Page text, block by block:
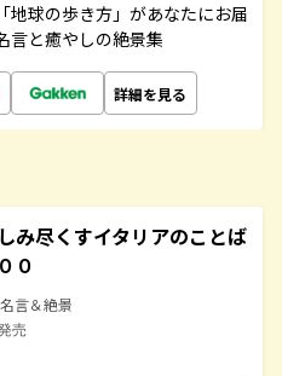
地球の歩き方」があなたにお届
言と癒やしの絶景集
詳細を見る
み尽くすイタリアのことば
０
言＆絶景
売